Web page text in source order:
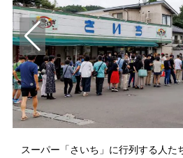
スーパー「さいち」に行列する人た